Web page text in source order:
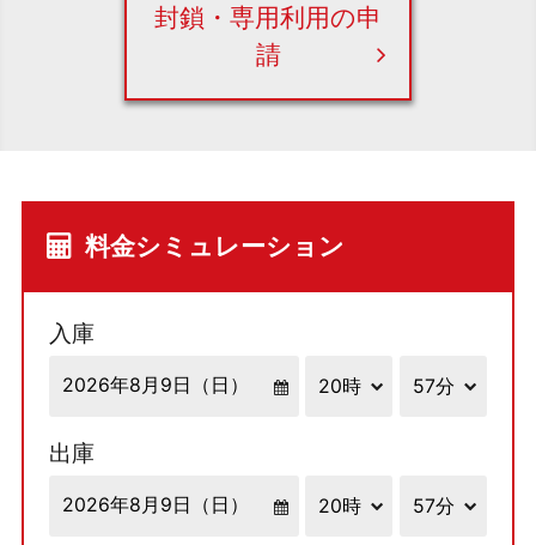
封鎖・専用利用の申
請
料金シミュレーション
入庫
出庫